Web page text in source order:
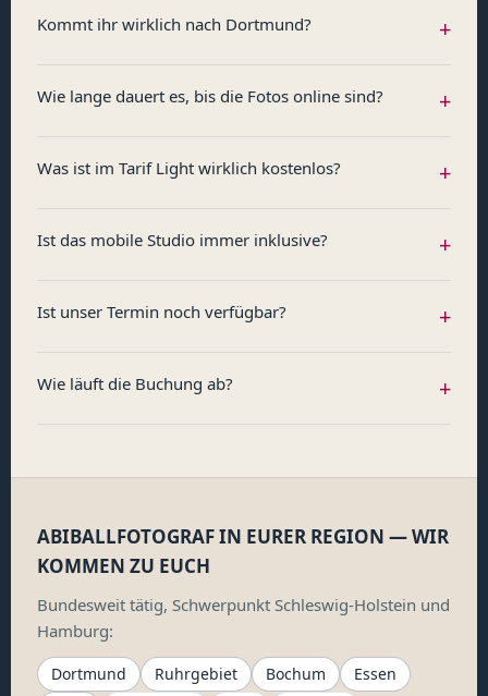
Kommt ihr wirklich nach Dortmund? +
Wie lange dauert es, bis die Fotos online sind? +
Was ist im Tarif Light wirklich kostenlos? +
Ist das mobile Studio immer inklusive? +
Ist unser Termin noch verfügbar? +
Wie läuft die Buchung ab? +
ABIBALLFOTOGRAF IN EURER REGION — WIR
KOMMEN ZU EUCH
Bundesweit tätig, Schwerpunkt Schleswig-Holstein und
Hamburg:
Dortmund Ruhrgebiet Bochum
Essen